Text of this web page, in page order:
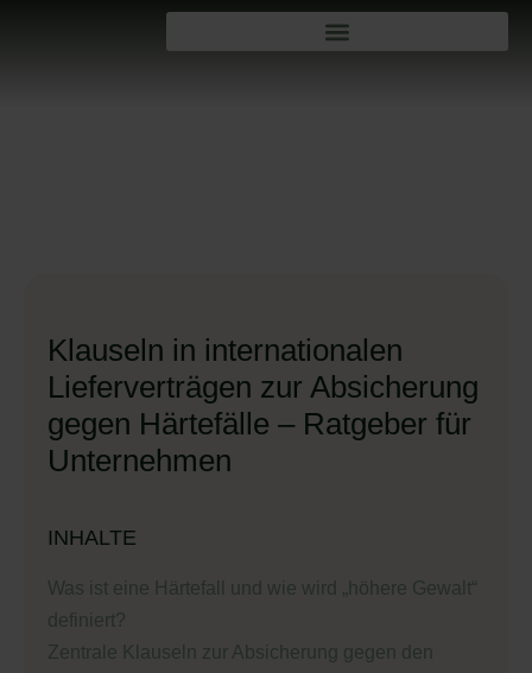
Klauseln in internationalen
Lieferverträgen zur Absicherung
gegen Härtefälle – Ratgeber für
Unternehmen
INHALTE
Was ist eine Härtefall und wie wird „höhere Gewalt“
definiert?
Zentrale Klauseln zur Absicherung gegen den